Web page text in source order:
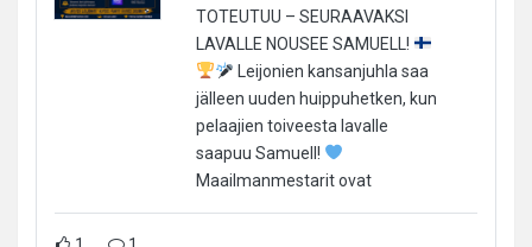
TOTEUTUU – SEURAAVAKSI
LAVALLE NOUSEE SAMUELL!
Leijonien kansanjuhla saa
jälleen uuden huippuhetken, kun
pelaajien toiveesta lavalle
saapuu Samuell!
Maailmanmestarit ovat